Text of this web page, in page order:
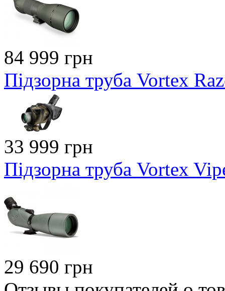
84 999 грн
Підзорна труба Vortex
33 999 грн
Підзорна труба Vortex
29 690 грн